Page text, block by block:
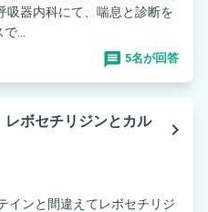
吸器内科にて、喘息と診断を
...
5名が回答
ボセチリジンとカル
navigate_next
インと間違えてレボセチリジ